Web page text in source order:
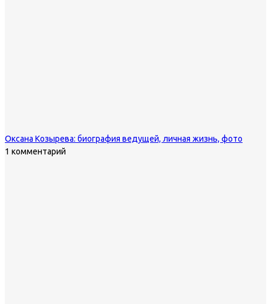
Оксана Козырева: биография ведущей, личная жизнь, фото
1 комментарий